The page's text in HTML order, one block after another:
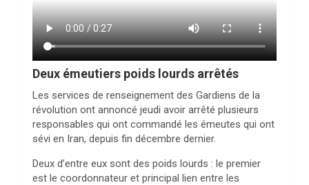
Deux émeutiers poids lourds arrêtés
Les services de renseignement des Gardiens de la
révolution ont annoncé jeudi avoir arrêté plusieurs
responsables qui ont commandé les émeutes qui ont
sévi en Iran, depuis fin décembre dernier.
Deux d’entre eux sont des poids lourds : le premier
est le coordonnateur et principal lien entre les